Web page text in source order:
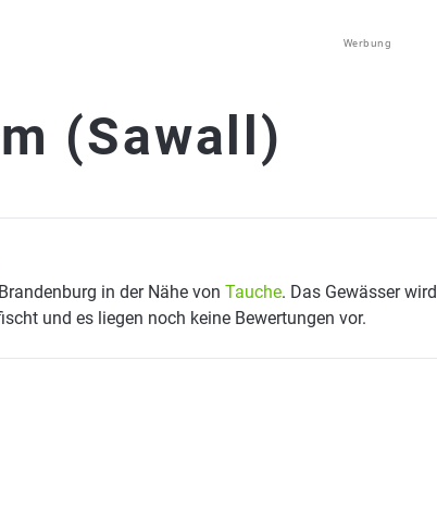
Werbung
(Sawall)
in der Nähe von Tauche. Das Gewässer wird
und es liegen noch keine Bewertungen vor.